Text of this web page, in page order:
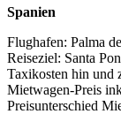
Spanien
Flughafen: Palma
Reiseziel: Santa
Taxikosten hin und
Mietwagen-Preis
Preisunterschied